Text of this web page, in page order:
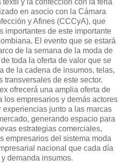
y la confección con la feria
en asocio con la Cámara
y Afines (CCCyA), que
importantes de este importante
El evento que se estará
de la semana de la moda de
toda la oferta de valor que se
de la cadena de insumos, telas,
transversales de este sector.
ofrecerá una amplia oferta de
los empresarios y demás actores
junto a las marcas
generando espacio para
estrategias comerciales,
empresarios del sistema moda
nacional que cada día
demanda insumos.